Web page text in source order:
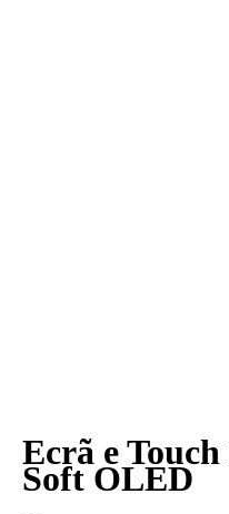
Ecrã e
Soft OLED